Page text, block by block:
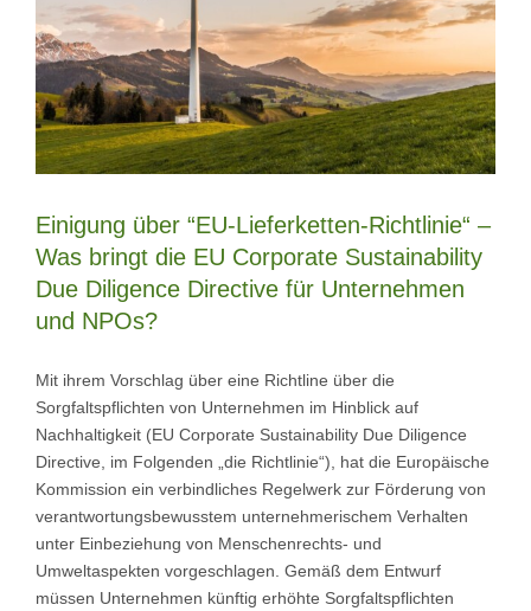
Einigung über “EU-Lieferketten-Richtlinie“ –
Was bringt die EU Corporate Sustainability
Due Diligence Directive für Unternehmen
und NPOs?
Mit ihrem Vorschlag über eine Richtline über die
Sorgfaltspflichten von Unternehmen im Hinblick auf
Nachhaltigkeit (EU Corporate Sustainability Due Diligence
Directive, im Folgenden „die Richtlinie“), hat die Europäische
Kommission ein verbindliches Regelwerk zur Förderung von
verantwortungsbewusstem unternehmerischem Verhalten
unter Einbeziehung von Menschenrechts- und
Umweltaspekten vorgeschlagen. Gemäß dem Entwurf
müssen Unternehmen künftig erhöhte Sorgfaltspflichten